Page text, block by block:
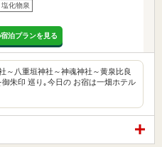
塩化物泉
泊プランを見る
～八重垣神社～神魂神社～黄泉比良
朱印 巡り｡今日の お宿は一畑ホテル